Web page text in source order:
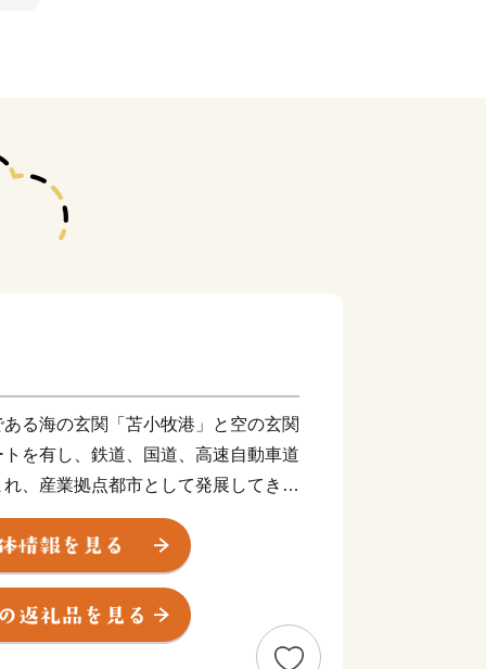
る海の玄関「苫小牧港」と空の玄関
トを有し、鉄道、国道、高速自動車道
、産業拠点都市として発展してきま
されている日本を代表する渡り鳥の
ームを持つ世界的にも珍しい三重式
な自然に囲まれたまちです。